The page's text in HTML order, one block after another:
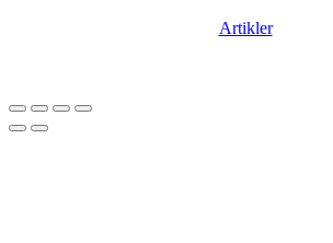
Artikler